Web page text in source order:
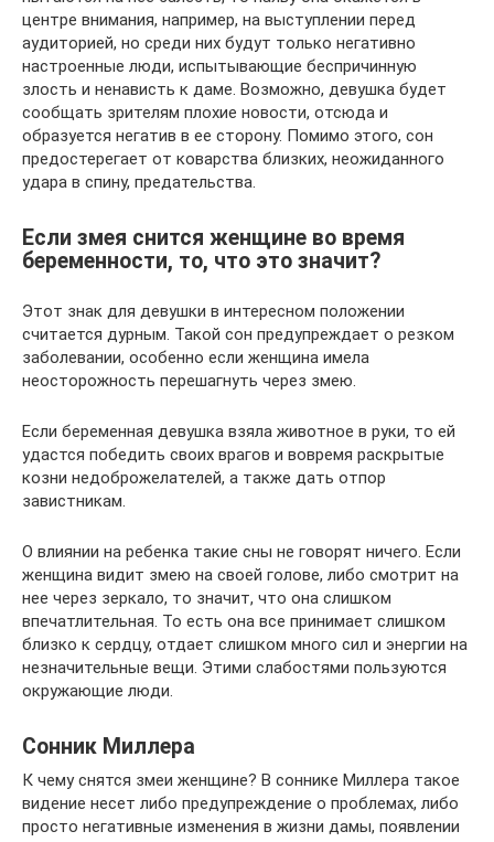
центре внимания, например, на выступлении перед
аудиторией, но среди них будут только негативно
настроенные люди, испытывающие беспричинную
злость и ненависть к даме. Возможно, девушка будет
сообщать зрителям плохие новости, отсюда и
образуется негатив в ее сторону. Помимо этого, сон
предостерегает от коварства близких, неожиданного
удара в спину, предательства.
Если змея снится женщине во время
беременности, то, что это значит?
Этот знак для девушки в интересном положении
считается дурным. Такой сон предупреждает о резком
заболевании, особенно если женщина имела
неосторожность перешагнуть через змею.
Если беременная девушка взяла животное в руки, то ей
удастся победить своих врагов и вовремя раскрытые
козни недоброжелателей, а также дать отпор
завистникам.
О влиянии на ребенка такие сны не говорят ничего. Если
женщина видит змею на своей голове, либо смотрит на
нее через зеркало, то значит, что она слишком
впечатлительная. То есть она все принимает слишком
близко к сердцу, отдает слишком много сил и энергии на
незначительные вещи. Этими слабостями пользуются
окружающие люди.
Сонник Миллера
К чему снятся змеи женщине? В соннике Миллера такое
видение несет либо предупреждение о проблемах, либо
просто негативные изменения в жизни дамы, появлении